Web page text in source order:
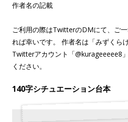
作者名の記載
ご利用の際はTwitterのDMにて、ご
れば幸いです。 作者名は「みずくら
Twitterアカウント「@kurageeeee8
ください。
140字シチュエーション台本